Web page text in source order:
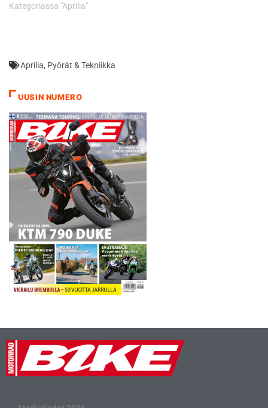
Kategoriassa "Aprilia"
Aprilia, Pyörät & Tekniikka
UUSIN NUMERO